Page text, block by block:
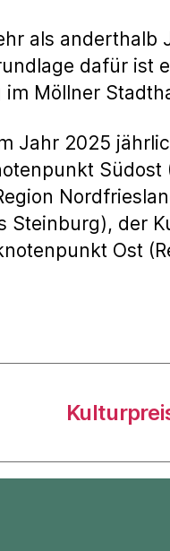
als anderthalb
dafür ist
Möllner
Jahr 2025
Südost
Steinburg), der
Ost